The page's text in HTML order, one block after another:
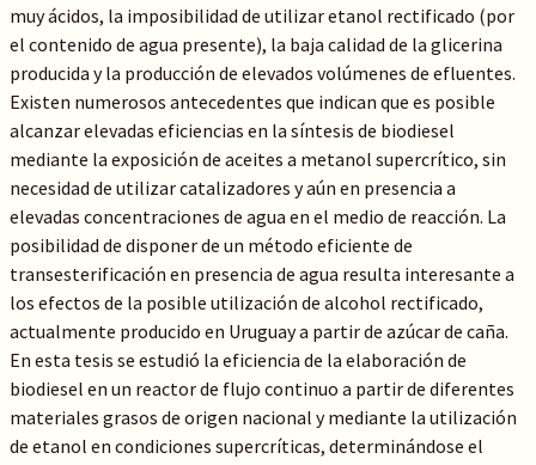
muy ácidos, la imposibilidad de utilizar etanol rectificado (por
el contenido de agua presente), la baja calidad de la glicerina
producida y la producción de elevados volúmenes de efluentes.
Existen numerosos antecedentes que indican que es posible
alcanzar elevadas eficiencias en la síntesis de biodiesel
mediante la exposición de aceites a metanol supercrítico, sin
necesidad de utilizar catalizadores y aún en presencia a
elevadas concentraciones de agua en el medio de reacción. La
posibilidad de disponer de un método eficiente de
transesterificación en presencia de agua resulta interesante a
los efectos de la posible utilización de alcohol rectificado,
actualmente producido en Uruguay a partir de azúcar de caña.
En esta tesis se estudió la eficiencia de la elaboración de
biodiesel en un reactor de flujo continuo a partir de diferentes
materiales grasos de origen nacional y mediante la utilización
de etanol en condiciones supercríticas, determinándose el